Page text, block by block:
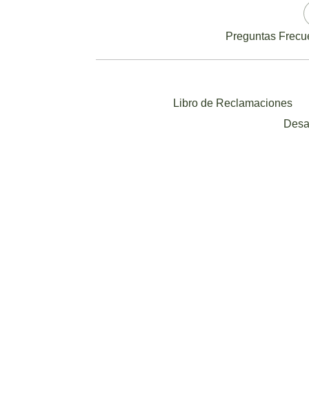
Preguntas
Libro de Reclamaciones